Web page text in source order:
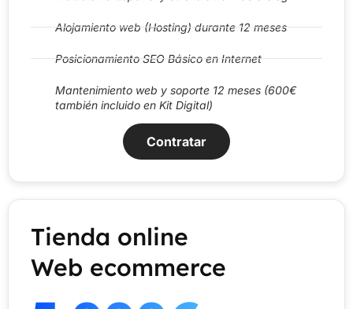
Alojamiento web (Hosting) durante 12 meses
Posicionamiento SEO Básico en Internet
Mantenimiento web y soporte 12 meses (600€
también incluido en Kit Digital)
Contratar
Tienda online
Web ecommerce